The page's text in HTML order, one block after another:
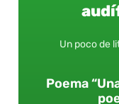
Un poco de
Poema